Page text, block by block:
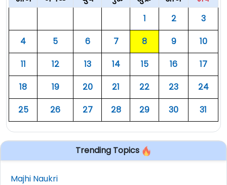
१
२
३
४
५ ६ ७ ८ ९
१०
११
१२ १३ १४ १५ १६
१७
१८
१९ २० २१ २२ २३
२४
२५
२६ २७ २८ २९ ३० ३१
Trending Topics
Majhi Naukri